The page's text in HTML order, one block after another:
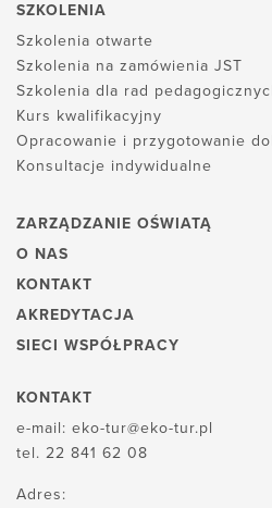
SZKOLENIA
Szkolenia otwarte
Szkolenia na zamówienia JST
Szkolenia dla rad
Kurs kwalifikacyjny
Opracowanie i przygotowanie
Konsultacje indywidualne
ZARZĄDZANIE OŚWIATĄ
O NAS
KONTAKT
AKREDYTACJA
SIECI WSPÓŁPRACY
KONTAKT
e-mail: eko-tur@eko-tur.pl
tel. 22 841 62 08
Adres: